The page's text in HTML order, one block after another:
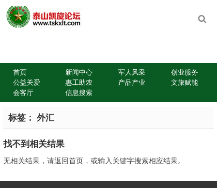
首页 新闻中心 军人风采
创业服务
公益关爱
惠工助农 产品产业
文旅赋能
会客厅
信息搜索
标签： 外汇
找不到相关结果
无相关结果，请返回首页，或输入关键字搜索相应结果。